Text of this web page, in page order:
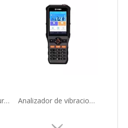
Sensor de temperatura y vibración triaxial inalámbrico RH605 Analizador de vibraciones portátil de un solo canal RH712